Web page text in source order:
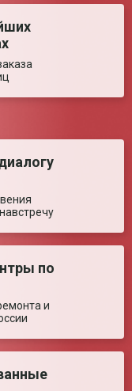
по
и